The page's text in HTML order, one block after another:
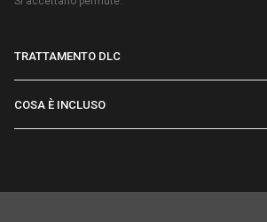
TRATTAMENTO DLC
COSA È INCLUSO